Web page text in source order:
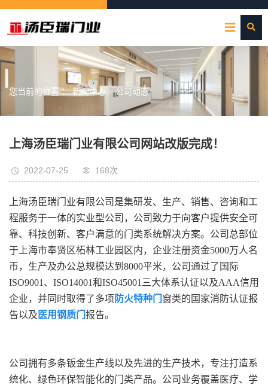
您当前的位置 ：新闻中心 >公司动态
上海汤臣瑞门业有限公司网站改版完成！
2022-07-25 168次
上海汤臣瑞门业有限公司是集研发、生产、销售、咨询和工
程服务于一体的实业型公司，公司致力于向客户提供安全可
靠、科技创新、客户满意的门类系统解决方案。公司总部位
于上海市奉贤区柘林工业园区内，企业注册资金5000万人名
币，生产及办公总规模达到8000平米，公司通过了国际
ISO9001、ISO14001和ISO45001三大体系认证以及AAA信用
企业，并同时取得了多项 防火特种门 窗类的国家消防认证报
告以及 医用钢质门 报告。
公司拥有多条钣金生产线以及先进的生产技术，专注打造系
统化、绿色环保智能化的门类产品。公司业务覆盖医疗、学